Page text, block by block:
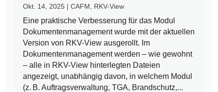
Okt. 14, 2025 |CAFM RKV-View
Eine praktische Verbesserung für das Modul
Dokumentenmanagement wurde mit der aktuellen
Version von RKV-View ausgerollt. Im
Dokumentenmanagement werden – wie gewohnt
– alle in RKV-View hinterlegten Dateien
angezeigt, unabhängig davon, in welchem Modul
(z. B. Auftragsverwaltung, TGA, Brandschutz,...